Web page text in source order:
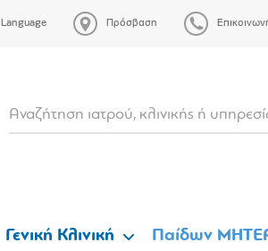
Language Πρόσβαση
Γενική Κλινική Παίδων